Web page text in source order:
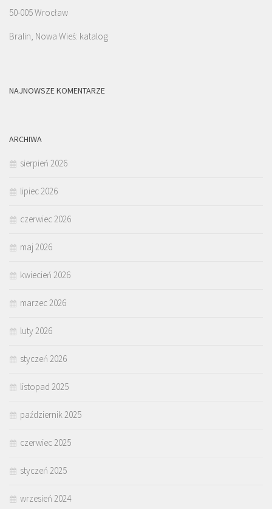
50-005 Wrocław
Bralin, Nowa Wieś: katalog
NAJNOWSZE KOMENTARZE
ARCHIWA
sierpień 2026
lipiec 2026
czerwiec 2026
maj 2026
kwiecień 2026
marzec 2026
luty 2026
styczeń 2026
listopad 2025
październik 2025
czerwiec 2025
styczeń 2025
wrzesień 2024